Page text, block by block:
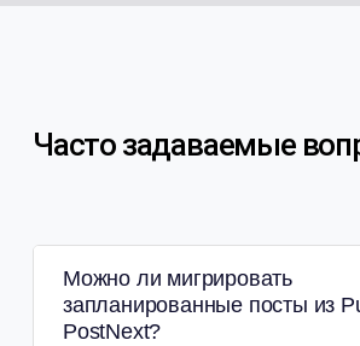
Часто задаваемые
Можно ли мигрировать
запланированные посты из
PostNext?